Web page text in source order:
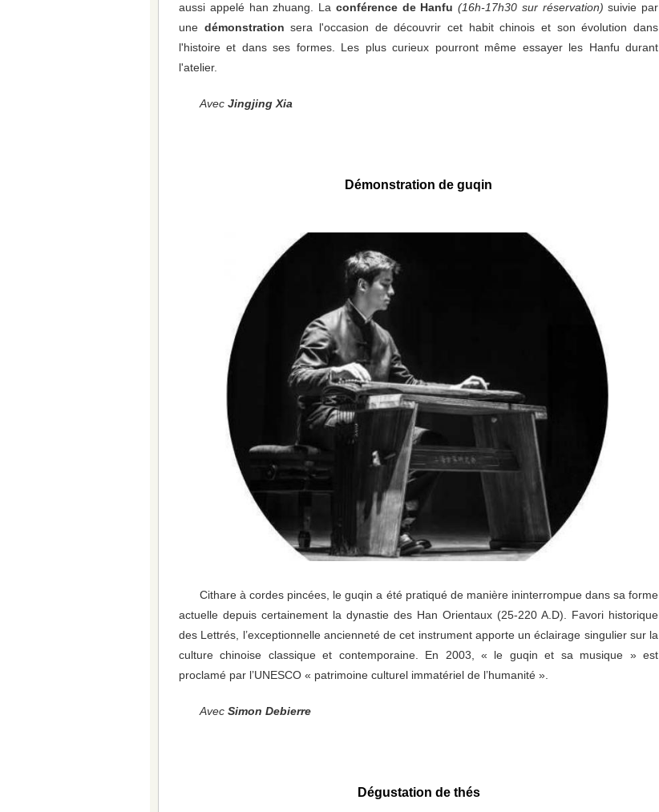
aussi appelé han zhuang. La conférence de Hanfu (16h-17h30 sur réservation)suivie par
une démonstrationsera l'occasion de découvrir cet habit chinois et son évolution dans
l'histoire et dans ses formes. Les plus curieux pourront même essayer les Hanfu durant
l'atelier.
Avec Jingjing Xia
Démonstration de guqin
Cithare à cordes pincées, le guqin a été pratiqué de manière ininterrompue dans sa forme
actuelle depuis certainement la dynastie des Han Orientaux (25-220 A.D). Favori historique
des Lettrés, l’exceptionnelle ancienneté de cet instrument apporte un éclairage singulier sur la
culture chinoise classique et contemporaine. En 2003, « le guqin et sa musique » est
proclamé par l’UNESCO « patrimoine culturel immatériel de l’humanité ».
Avec Simon Debierre
Dégustation de thés